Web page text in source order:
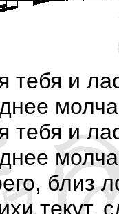
тебя и
тебя и
близ
текут,